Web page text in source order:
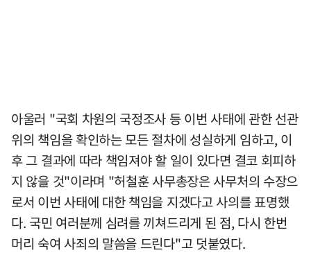
아울러 "국회 차원의 국정조사 등 이번 사태에 관한 선관
위의 책임을 확인하는 모든 절차에 성실하게 임하고, 이
후 그 결과에 따라 책임져야 할 일이 있다면 결코 회피하
지 않을 것"이라며 "허철훈 사무총장은 사무처의 수장으
로서 이번 사태에 대한 책임을 지겠다고 사의를 표명했
다. 국민 여러분께 심려를 끼쳐드리게 된 점, 다시 한번
머리 숙여 사죄의 말씀을 드린다"고 덧붙였다.